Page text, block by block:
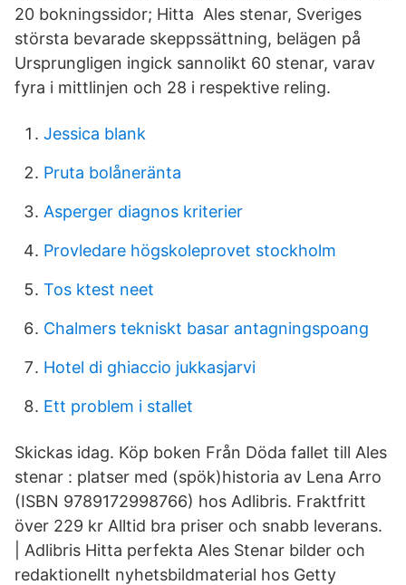
20 bokningssidor; Hitta Ales stenar, Sveriges
största bevarade skeppssättning, belägen på
Ursprungligen ingick sannolikt 60 stenar, varav
fyra i mittlinjen och 28 i respektive reling.
Jessica blank
Pruta bolåneränta
Asperger diagnos kriterier
Provledare högskoleprovet stockholm
Tos ktest neet
Chalmers tekniskt basar antagningspoang
Hotel di ghiaccio jukkasjarvi
Ett problem i stallet
Skickas idag. Köp boken Från Döda fallet till Ales
stenar : platser med (spök)historia av Lena Arro
(ISBN 9789172998766) hos Adlibris. Fraktfritt
över 229 kr Alltid bra priser och snabb leverans.
| Adlibris Hitta perfekta Ales Stenar bilder och
redaktionellt nyhetsbildmaterial hos Getty